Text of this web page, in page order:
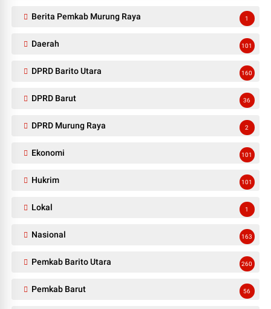
Berita Pemkab Murung Raya 1
Daerah 101
DPRD Barito Utara 160
DPRD Barut 36
DPRD Murung Raya 2
Ekonomi 101
Hukrim 101
Lokal 1
Nasional 163
Pemkab Barito Utara 260
Pemkab Barut 56